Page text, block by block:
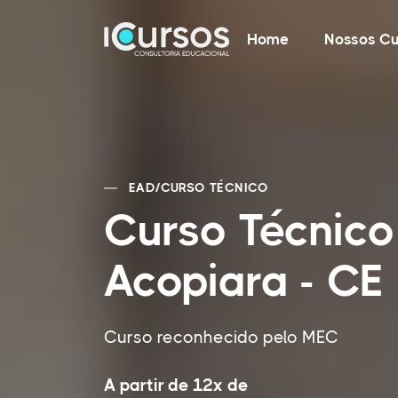
Home Nossos
EAD/CURSO TÉCNICO
Curso
Acopiara - CE
Curso reconhecido pelo MEC
A partir de 12x de